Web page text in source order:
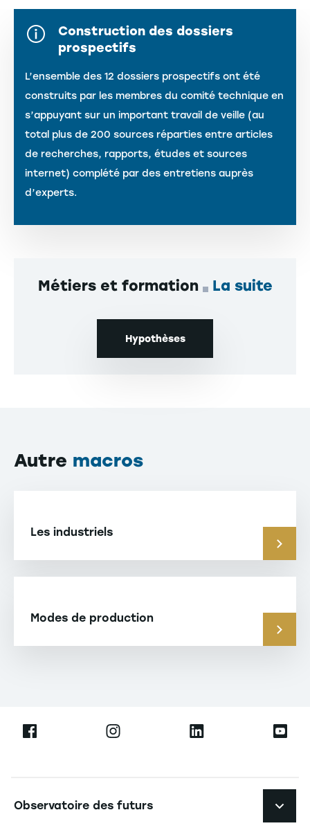
Construction des dossiers
prospectifs
L’ensemble des 12 dossiers prospectifs ont été
construits par les membres du comité technique en
s’appuyant sur un important travail de veille (au
total plus de 200 sources réparties entre articles
de recherches, rapports, études et sources
internet) complété par des entretiens auprès
d’experts.
Métiers et formation La suite
Hypothèses
Autre macros
Les industriels
Modes de production
Observatoire des futurs